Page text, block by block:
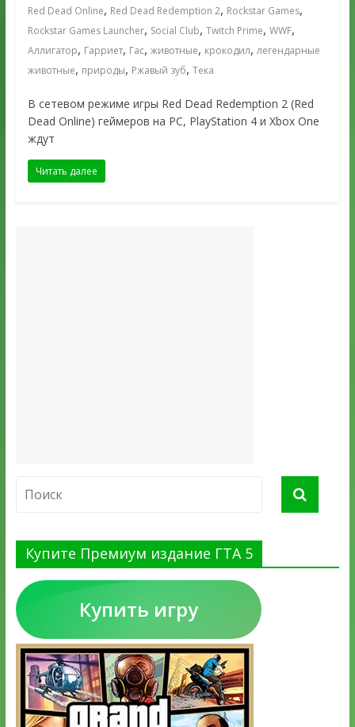
Red Dead Online, Red Dead Redemption 2, Rockstar Games,
Rockstar Games Launcher, Social Club, Twitch Prime, WWF,
Аллигатор, Гарриет, Гас, животные, крокодил, легендарные
животные, природы, Ржавый зуб, Тека
В сетевом режиме игры Red Dead Redemption 2 (Red
Dead Online) геймеров на PC, PlayStation 4 и Xbox One
ждут
Читать далее
Купите Премиум издание ГТА 5
Купить игру